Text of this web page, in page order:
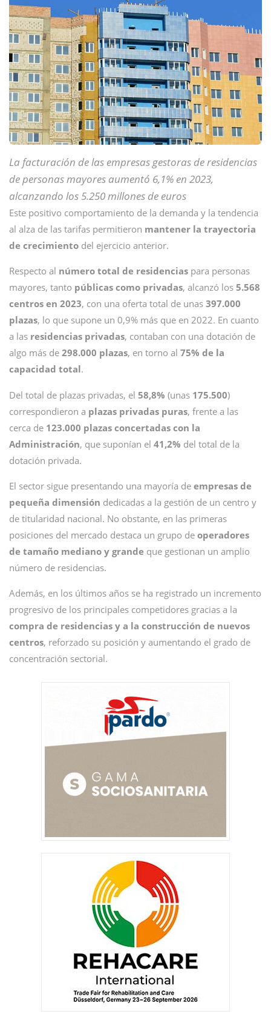
La facturación de las empresas gestoras de residencias
de personas mayores aumentó 6,1% en 2023,
alcanzando los 5.250 millones de euros
Este positivo comportamiento de la demanda y la tendencia
al alza de las tarifas permitieron mantener la trayectoria
de crecimiento del ejercicio anterior.
Respecto al número total de residencias para personas
mayores, tanto públicas como privadas, alcanzó los 5.568
centros en 2023, con una oferta total de unas 397.000
plazas, lo que supone un 0,9% más que en 2022. En cuanto
a las residencias privadas, contaban con una dotación de
algo más de 298.000 plazas, en torno al 75% de la
capacidad total.
Del total de plazas privadas, el 58,8% (unas 175.500)
correspondieron a plazas privadas puras, frente a las
cerca de 123.000 plazas concertadas con la
Administración, que suponían el 41,2% del total de la
dotación privada.
El sector sigue presentando una mayoría de empresas de
pequeña dimensión dedicadas a la gestión de un centro y
de titularidad nacional. No obstante, en las primeras
posiciones del mercado destaca un grupo de operadores
de tamaño mediano y grande que gestionan un amplio
número de residencias.
Además, en los últimos años se ha registrado un incremento
progresivo de los principales competidores gracias a la
compra de residencias y a la construcción de nuevos
centros, reforzado su posición y aumentando el grado de
concentración sectorial.